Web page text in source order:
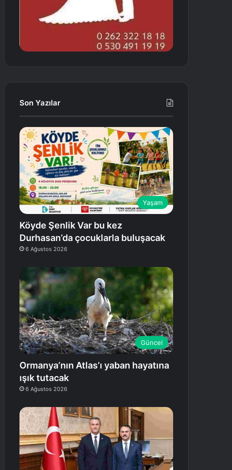
Son Yazılar
Yaşam
Köyde Şenlik Var bu kez
Durhasan’da çocuklarla buluşacak
6 Ağustos 2026
Güncel
Ormanya’nın Atlas’ı yaban hayatına
ışık tutacak
6 Ağustos 2026